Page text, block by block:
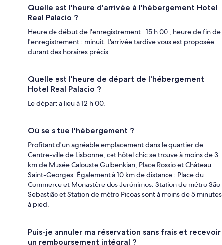
Quelle est l'heure d'arrivée à l'hébergement Hotel
Real Palacio ?
Heure de début de l'enregistrement : 15 h 00 ; heure de fin de
l'enregistrement : minuit. L'arrivée tardive vous est proposée
durant des horaires précis.
Quelle est l'heure de départ de l'hébergement
Hotel Real Palacio ?
Le départ a lieu à 12 h 00.
Où se situe l'hébergement ?
Profitant d'un agréable emplacement dans le quartier de
Centre-ville de Lisbonne, cet hôtel chic se trouve à moins de 3
km de Musée Calouste Gulbenkian, Place Rossio et Château
Saint-Georges. Également à 10 km de distance : Place du
Commerce et Monastère dos Jerónimos. Station de métro São
Sebastião et Station de métro Picoas sont à moins de 5 minutes
à pied.
Puis-je annuler ma réservation sans frais et recevoir
un remboursement intégral ?